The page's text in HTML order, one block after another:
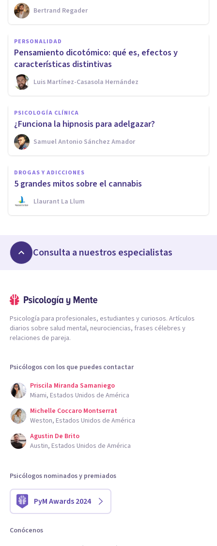
Bertrand Regader
PERSONALIDAD
Pensamiento dicotómico: qué es, efectos y
características distintivas
Luis Martínez-Casasola Hernández
PSICOLOGÍA CLÍNICA
¿Funciona la hipnosis para adelgazar?
Samuel Antonio Sánchez Amador
DROGAS Y ADICCIONES
5 grandes mitos sobre el cannabis
Llaurant La Llum
Consulta a nuestros especialistas
Psicología para profesionales, estudiantes y curiosos. Artículos
diarios sobre salud mental, neurociencias, frases célebres y
relaciones de pareja.
Psicólogos con los que puedes contactar
Priscila Miranda Samaniego
Miami, Estados Unidos de América
Michelle Coccaro Montserrat
Weston, Estados Unidos de América
Agustin De Brito
Austin, Estados Unidos de América
Psicólogos nominados y premiados
PyM Awards 2024
Conócenos